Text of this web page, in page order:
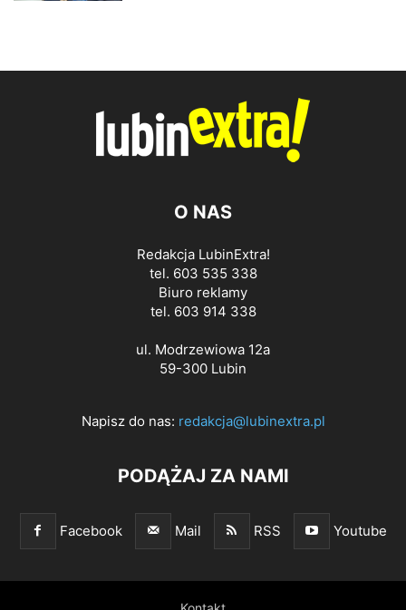
O NAS
Redakcja LubinExtra!
tel. 603 535 338
Biuro reklamy
tel. 603 914 338
ul. Modrzewiowa 12a
59-300 Lubin
Napisz do nas: redakcja@lubinextra.pl
PODĄŻAJ ZA NAMI
Facebook Mail RSS Youtube